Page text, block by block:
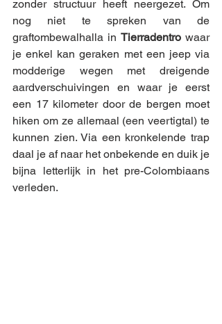
zonder structuur heeft neergezet. Om
nog niet te spreken van de
graftombewalhalla in Tierradentro waar
je enkel kan geraken met een jeep via
modderige wegen met dreigende
aardverschuivingen en waar je eerst
een 17 kilometer door de bergen moet
hiken om ze allemaal (een veertigtal) te
kunnen zien. Via een kronkelende trap
daal je af naar het onbekende en duik je
bijna letterlijk in het pre-Colombiaans
verleden.